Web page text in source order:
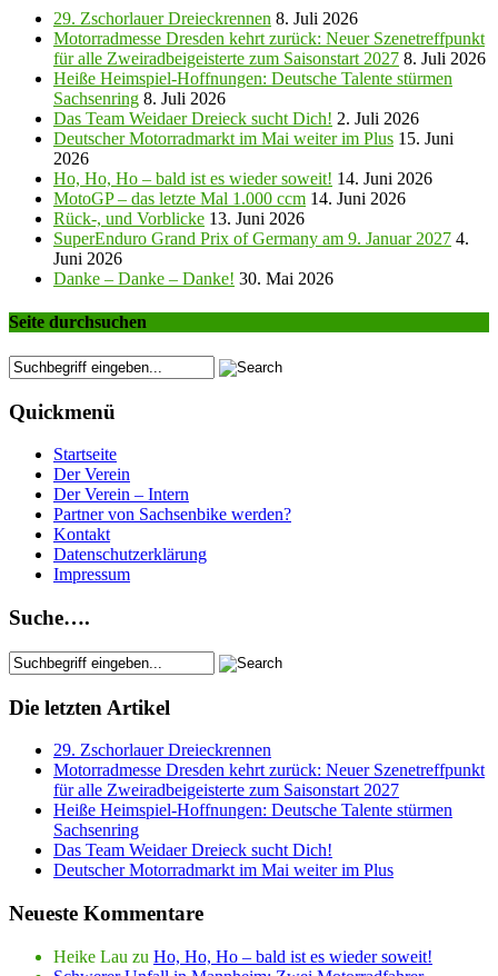
29. Zschorlauer Dreieckrennen 8. Juli 2026
Motorradmesse Dresden kehrt zurück: Neuer Szenetreffpunkt
für alle Zweiradbeigeisterte zum Saisonstart 2027 8. Juli 2026
Heiße Heimspiel-Hoffnungen: Deutsche Talente stürmen
Sachsenring 8. Juli 2026
Das Team Weidaer Dreieck sucht Dich! 2. Juli 2026
Deutscher Motorradmarkt im Mai weiter im Plus 15. Juni
2026
Ho, Ho, Ho – bald ist es wieder soweit! 14. Juni 2026
MotoGP – das letzte Mal 1.000 ccm 14. Juni 2026
Rück-, und Vorblicke 13. Juni 2026
SuperEnduro Grand Prix of Germany am 9. Januar 2027 4.
Juni 2026
Danke – Danke – Danke! 30. Mai 2026
Seite durchsuchen
Quickmenü
Startseite
Der Verein
Der Verein – Intern
Partner von Sachsenbike werden?
Kontakt
Datenschutzerklärung
Impressum
Suche….
Die letzten Artikel
29. Zschorlauer Dreieckrennen
Motorradmesse Dresden kehrt zurück: Neuer Szenetreffpunkt
für alle Zweiradbeigeisterte zum Saisonstart 2027
Heiße Heimspiel-Hoffnungen: Deutsche Talente stürmen
Sachsenring
Das Team Weidaer Dreieck sucht Dich!
Deutscher Motorradmarkt im Mai weiter im Plus
Neueste Kommentare
Heike Lau zu Ho, Ho, Ho – bald ist es wieder soweit!